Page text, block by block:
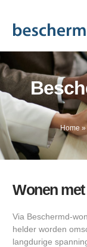
Home »
Wonen
Via Beschermd-
helder worden
langdurige